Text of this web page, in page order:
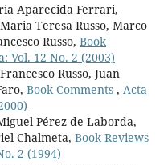
Aparecida Ferrari,
Teresa Russo, Marco
Russo, Book
Vol. 12 No. 2 (2003)
Russo, Juan
Book Comments , Acta
Pérez de Laborda,
Chalmeta, Book Reviews
2 (1994)